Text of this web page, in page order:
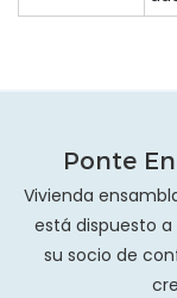
Ponte
Vivienda
está dispuesto
su socio de